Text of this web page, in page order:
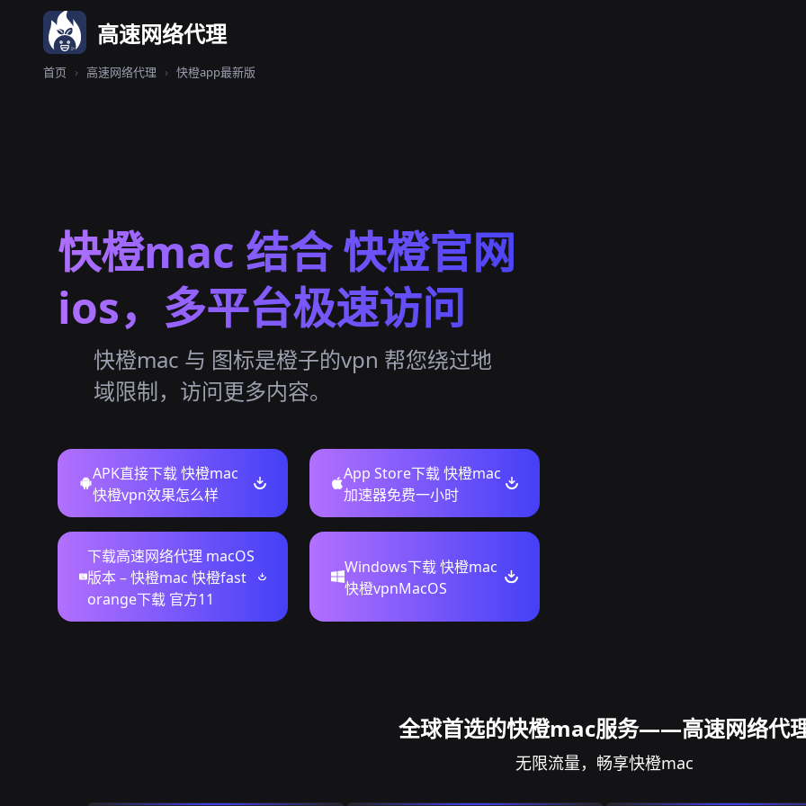
高速网络代理
首页 › 高速网络代理 › 快橙app最新版
快橙mac 结合 快橙官网
ios，多平台极速访问
快橙mac 与 图标是橙子的vpn 帮您绕过地
域限制，访问更多内容。
APK直接下载 快橙mac
快橙vpn效果怎么样
App Store下载 快橙mac
加速器免费一小时
下载高速网络代理 macOS
版本 – 快橙mac 快橙fast
orange下载 官方11
Windows下载 快橙mac
快橙vpnMacOS
全球首选的快橙mac服务——高速网络代
无限流量，畅享快橙mac